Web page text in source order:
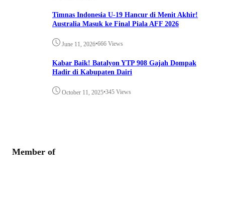
Timnas Indonesia U-19 Hancur di Menit Akhir!
Australia Masuk ke Final Piala AFF 2026
June 11, 2026•666 Views
Kabar Baik! Batalyon YTP 908 Gajah Dompak
Hadir di Kabupaten Dairi
October 11, 2025•345 Views
Member of